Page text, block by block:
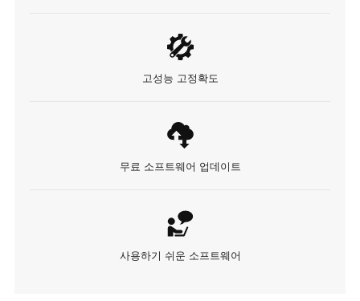
고성능 고정확도
무료 소프트웨어 업데이트
사용하기 쉬운 소프트웨어